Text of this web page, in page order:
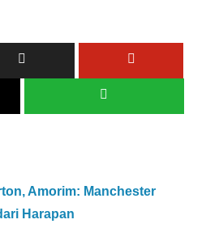
Amorim: Manchester
Harapan